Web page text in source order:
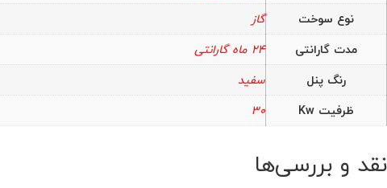
نوع سوخت
گاز
مدت گارانتی
24 ماه گارانتی
رنگ پنل
سفید
ظرفیت Kw
30
نقد و بررسی‌ها